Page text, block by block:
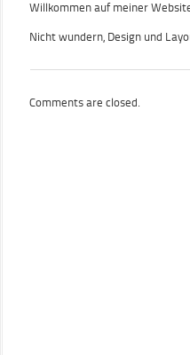
Willkommen auf meiner
Nicht wundern, Design und
Comments are closed.